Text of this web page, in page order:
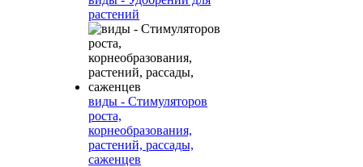
растений
виды - Стимуляторов
роста,
корнеобразования,
растений, рассады,
саженцев